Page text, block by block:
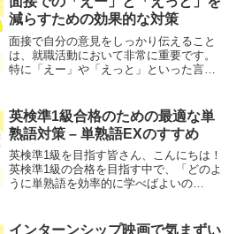
減らすための効果的な対策
面接で自分の意見をしっかり伝えること
は、就職活動において非常に重要です。
特に「えー」や「えっと」といった言葉
「面接中に言葉が詰まってしまう」「自
分の意見をうまく表現でき...
英検準1級合格のための最適な単
熟語対策 – 単熟語EXのすすめ
英検準1級を目指す皆さん、こんにちは！
英検準1級の合格を目指す中で、「どのよ
うに単熟語を効率的に学べばよいの
は、英検準1級合格のための最適な単熟語
インターンシップ映画で気まずい